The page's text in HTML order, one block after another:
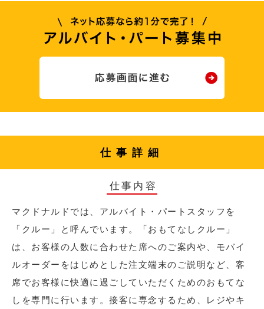
仕事詳細
仕事内容
マクドナルドでは、アルバイト・パートスタッフを
「クルー」と呼んでいます。「おもてなしクルー」
は、お客様の人数に合わせた席へのご案内や、モバイ
ルオーダーをはじめとした注文端末のご説明など、客
席でお客様に快適に過ごしていただくためのおもてな
しを専門に行います。接客に専念するため、レジやキ